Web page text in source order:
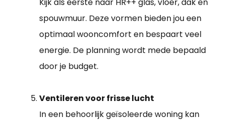
Kijk als eerste naar HR++ glas, vloer, dak en
spouwmuur. Deze vormen bieden jou een
optimaal wooncomfort en bespaart veel
energie. De planning wordt mede bepaald
door je budget.
Ventileren voor frisse lucht
In een behoorlijk geïsoleerde woning kan